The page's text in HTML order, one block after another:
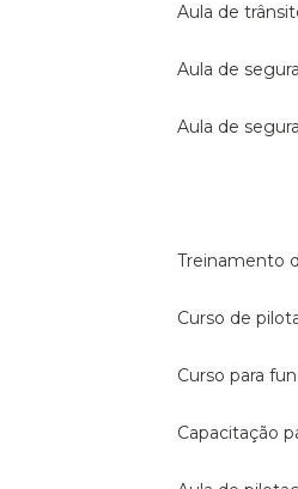
aula de
aula de
aula de
treinamento
curso de
curso para
capacitação